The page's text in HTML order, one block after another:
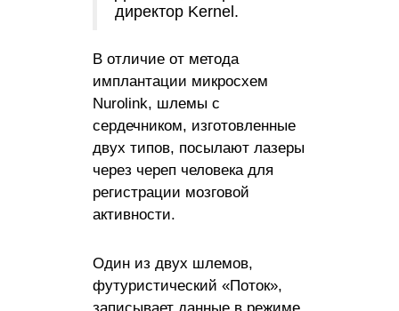
директор Kernel.
В отличие от метода
имплантации микросхем
Nurolink, шлемы с
сердечником, изготовленные
двух типов, посылают лазеры
через череп человека для
регистрации мозговой
активности.
Один из двух шлемов,
футуристический «Поток»,